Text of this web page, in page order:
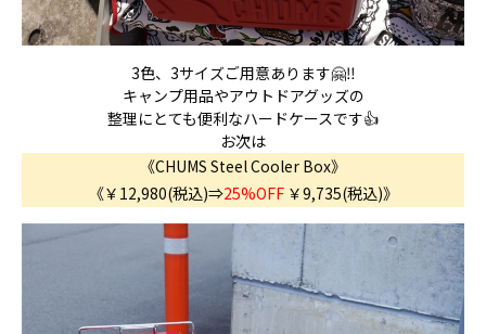
3色、3サイズご用意あります🤗‼️
キャンプ用品やアウトドアグッズの
整理にとても便利なハードケースです👍
お次は
《CHUMS Steel Cooler Box》
《￥12,980(税込)⇒25%OFF￥9,735(税込)》